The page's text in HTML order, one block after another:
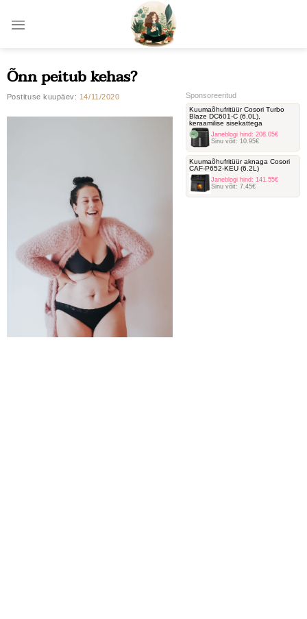
Õnn peitub kehas?
Postituse kuupäev: 14/11/2020 Sponsoreeritud
Kuumaõhufritüür Cosori Turbo
Blaze DC601-C ‎(6.0L),
keraamilise sisekattega
Janeblogi hind: 208.05€
Sinu võit: 10.95€
Kuumaõhufritüür aknaga Cosori
‎CAF-P652-KEU (6.2L)
Janeblogi hind: 141.55€
Sinu võit: 7.45€